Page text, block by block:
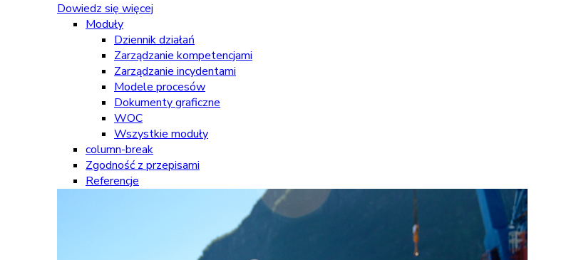
Dowiedz się więcej
Moduły
Dziennik działań
Zarządzanie kompetencjami
Zarządzanie incydentami
Modele procesów
Dokumenty graficzne
WOC
Wszystkie moduły
column-break
Zgodność z przepisami
Referencje